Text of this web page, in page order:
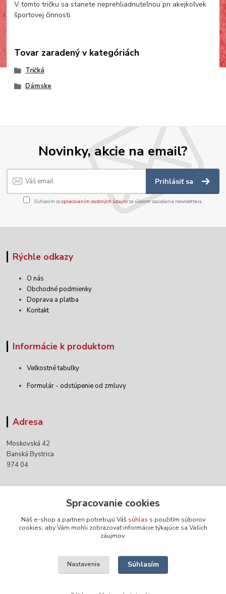
V tomto tričku sa stanete neprehliadnuteľnou pri akejkoľvek
športovej činnosti.
Tovar zaradený v kategóriách
Tričká
Dámske
Novinky, akcie na email?
Prihlásiť sa
Súhlasím sospracovaním osobných údajov za účelom zasielania newslettera.
Rýchle odkazy
O nás
Obchodné podmienky
Doprava a platba
Kontakt
Informácie k produktom
Veľkostné tabuľky
Formulár - odstúpenie od zmluvy
Adresa
Moskovská 42
Banská Bystrica
974 04
+421 903 152 158
Spracovanie cookies
Náš e-shop a partneri potrebujú Váš súhlas s použitím súborov
cookies, aby Vám mohli zobrazovať informácie týkajúce sa Vašich
záujmov.
Nastavenia Súhlasím